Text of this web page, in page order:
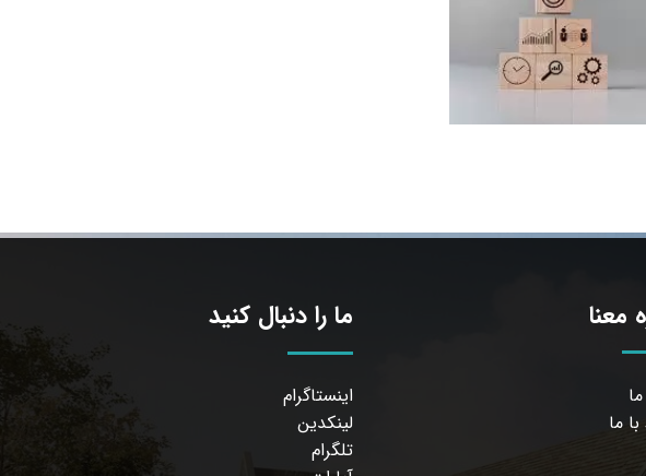
معنا
با ما
ما را دنبال کنید
اینستاگرام
لینکدین
تلگرام